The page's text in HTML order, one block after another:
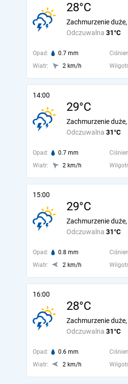
28°C
Odczuwalna 31°C
Zachmurzenie
Opad: 0.7 mm
Wiatr:
2 km/h
14:00
29°C
Odczuwalna 31°C
Zachmurzenie
Opad: 0.7 mm
Wiatr:
2 km/h
15:00
29°C
Odczuwalna 31°C
Zachmurzenie
Opad: 0.8 mm
Wiatr:
2 km/h
16:00
28°C
Odczuwalna 31°C
Zachmurzenie
Opad: 0.6 mm
Wiatr:
2 km/h